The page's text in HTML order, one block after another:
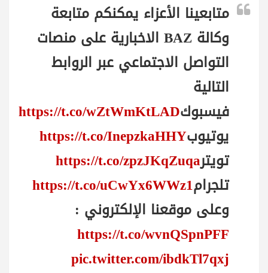
متابعينا الأعزاء يمكنكم متابعة
وكالة BAZ الاخبارية على منصات
التواصل الاجتماعي عبر الروابط
التالية
فيسبوكhttps://t.co/wZtWmKtLAD
يوتيوبhttps://t.co/InepzkaHHY
تويترhttps://t.co/zpzJKqZuqa
تلجرامhttps://t.co/uCwYx6WWz1
وعلى موقعنا الإلكتروني :
https://t.co/wvnQSpnPFF
pic.twitter.com/ibdkTl7qxj